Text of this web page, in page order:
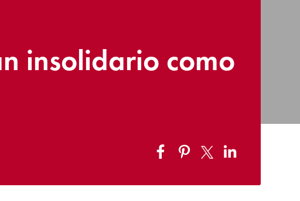
insolidario como